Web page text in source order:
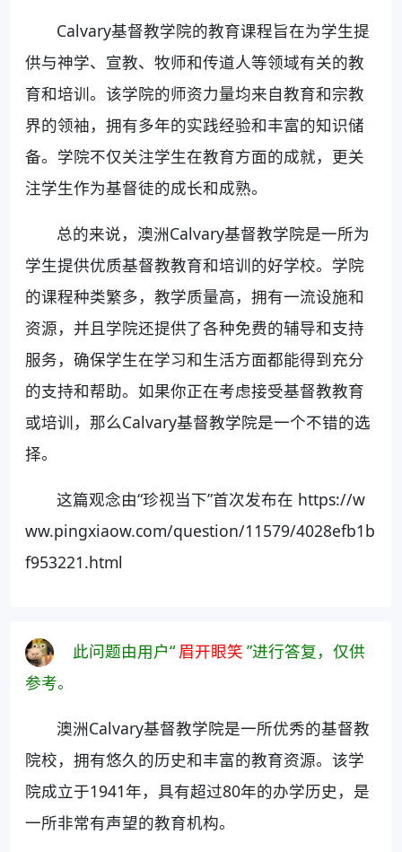
Calvary基督教学院的教育课程旨在为学生提
供与神学、宣教、牧师和传道人等领域有关的教
育和培训。该学院的师资力量均来自教育和宗教
界的领袖，拥有多年的实践经验和丰富的知识储
备。学院不仅关注学生在教育方面的成就，更关
注学生作为基督徒的成长和成熟。
总的来说，澳洲Calvary基督教学院是一所为
学生提供优质基督教教育和培训的好学校。学院
的课程种类繁多，教学质量高，拥有一流设施和
资源，并且学院还提供了各种免费的辅导和支持
服务，确保学生在学习和生活方面都能得到充分
的支持和帮助。如果你正在考虑接受基督教教育
或培训，那么Calvary基督教学院是一个不错的选
择。
这篇观念由“珍视当下”首次发布在 https://w
ww.pingxiaow.com/question/11579/4028efb1b
f953221.html
此问题由用户“ 眉开眼笑 ”进行答复，仅供
参考。
澳洲Calvary基督教学院是一所优秀的基督教
院校，拥有悠久的历史和丰富的教育资源。该学
院成立于1941年，具有超过80年的办学历史，是
一所非常有声望的教育机构。